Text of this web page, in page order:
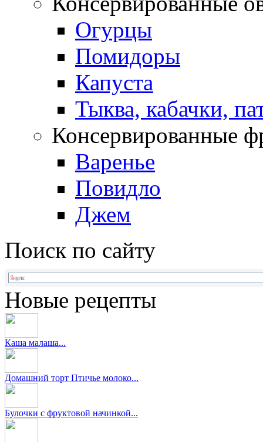
Огурцы
Помидоры
Капуста
Тыква, кабачки,
Консервированные
Варенье
Повидло
Джем
Поиск по сайту
Новые рецепты
Каша малаша...
Домашний торт Птичье молоко...
Булочки с фруктовой начинкой...